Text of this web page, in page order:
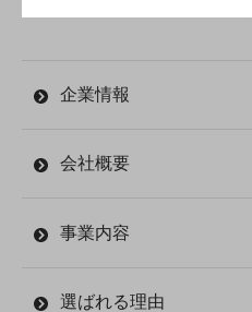
企業情報
会社概要
事業内容
選ばれる理由